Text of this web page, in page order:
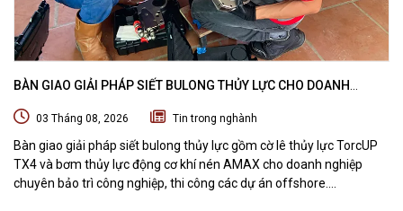
BÀN GIAO GIẢI PHÁP SIẾT BULONG THỦY LỰC CHO DOANH
03 Tháng 08, 2026 Tin trong nghành
Bàn giao giải pháp siết bulong thủy lực gồm cờ lê thủy lực TorcUP
TX4 và bơm thủy lực động cơ khí nén AMAX cho doanh nghiệp
chuyên bảo trì công nghiệp, thi công các dự án offshore.